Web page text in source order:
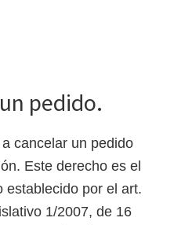
pedido.
cancelar un pedido
Este derecho es el
establecido por el art.
1/2007, de 16